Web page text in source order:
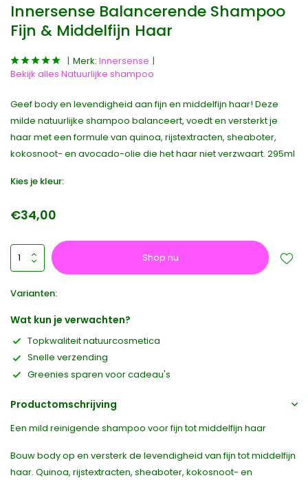
Innersense Balancerende Shampoo
Fijn & Middelfijn Haar
Merk: Innersense
Bekijk alles Natuurlijke shampoo
Geef body en levendigheid aan fijn en middelfijn haar! Deze
milde natuurlijke shampoo balanceert, voedt en versterkt je
haar met een formule van quinoa, rijstextracten, sheaboter,
kokosnoot- en avocado-olie die het haar niet verzwaart. 295ml
Kies je kleur:
€34,00
Shop nu
Varianten:
Wat kun je verwachten?
Topkwaliteit natuurcosmetica
Snelle verzending
Greenies sparen voor cadeau's
Productomschrijving
Een mild reinigende shampoo voor fijn tot middelfijn haar
Bouw body op en versterk de levendigheid van fijn tot middelfijn
haar. Quinoa, rijstextracten, sheaboter, kokosnoot- en